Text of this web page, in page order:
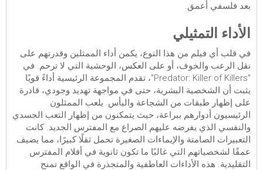
بعد فلسفي أعمق.
الأداء التمثيلي
في قلب أي فيلم من هذا النوع، يكمن أداء الممثلين وقدرتهم على
نقل الرعب والخوف، أو على العكس، الوحشية التي لا ترحم. في
"Predator: Killer of Killers"، تقدم المجموعة الرئيسية أداءً قويًا
يثبت أن الشخصية البشرية، حتى في مواجهة تهديد وجودي، قادرة
على إظهار طبقات من الشجاعة واليأس. يلعب الممثلون
الرئيسيون أدوارهم ببراعة، حيث يتمكنون من إظهار التعب الجسدي
والنفسي الذي يفرضه عليهم الصراع مع المفترس الجديد. كانت
التعبيرات الصامتة والإيماءات الصغيرة تحمل ثقلًا كبيرًا، مما يضيف
عمقًا لشخصياتهم التي غالبًا ما تكون ثانوية في أفلام المفترس
التقليدية. هذه الأداءات العاطفية والمتجذرة في الواقع تمنح